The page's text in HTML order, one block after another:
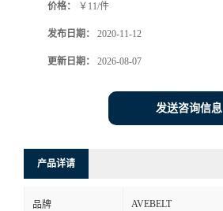
价格： ￥11/件
发布日期： 2020-11-12
更新日期： 2026-08-07
发送咨询信息
产品详请
品牌 AVEBELT